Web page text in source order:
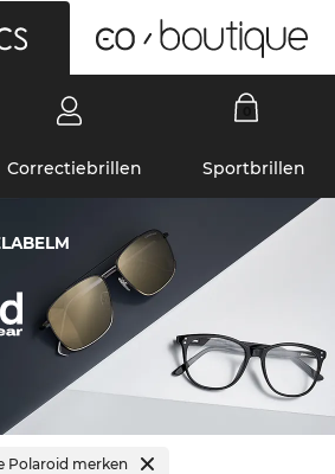
Correctiebrillen Sportbrillen
Polaroid merken